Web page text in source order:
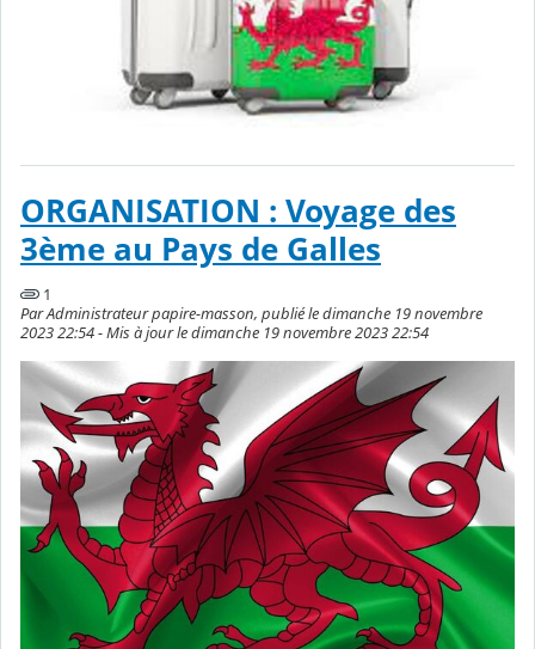
ORGANISATION : Voyage des
3ème au Pays de Galles
1
Par Administrateur papire-masson, publié le dimanche 19 novembre
2023 22:54 - Mis à jour le dimanche 19 novembre 2023 22:54